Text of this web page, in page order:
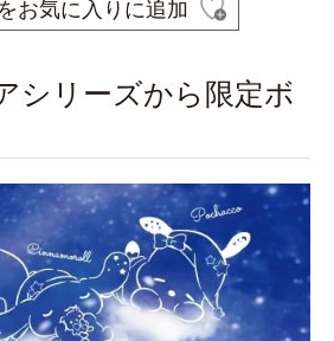
お気に入りに追加
シリーズから限定ボ